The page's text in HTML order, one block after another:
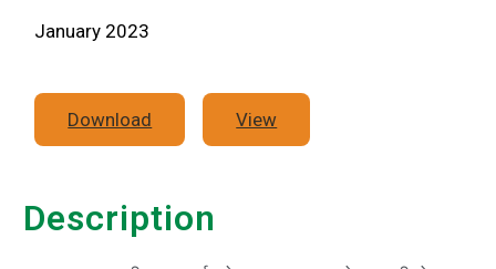
January 2023
Download View
Description